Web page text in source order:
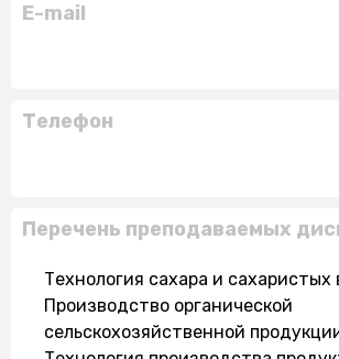
E-mail
Телефон
Перечень преподаваемых
Технология сахара и сахаристых
Производство органической
сельскохозяйственной